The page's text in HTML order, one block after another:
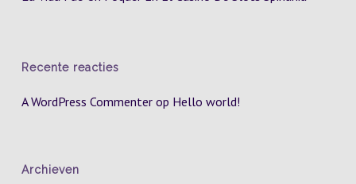
Recente reacties
A WordPress Commenterop Hello world!
Archieven